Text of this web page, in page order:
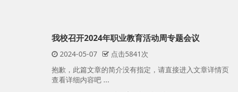
我校召开2024年职业教育活动周专题会议
2024-05-07
点击5841次
抱歉，此篇文章的简介没有指定，请直接进入文章详情页
查看详细内容吧 ...